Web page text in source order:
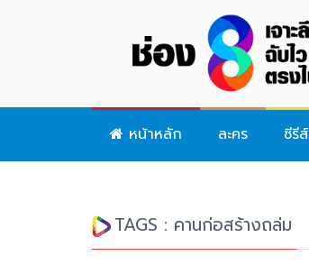
หน้าหลัก ละคร ซีรีส์
TAGS : คานก่อสร้างถล่ม